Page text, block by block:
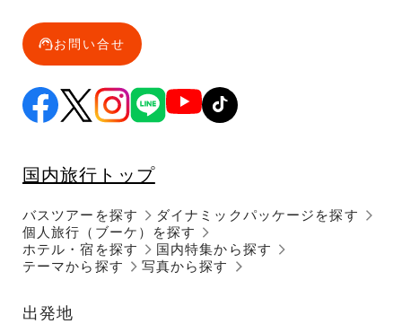
お問い合せ
国内旅行トップ
バスツアーを探す
個人旅行（ブーケ）を探す
ダイナミックパッケージを探す
ホテル・宿を探す
国内特集から探す
テーマから探す
写真から探す
出発地